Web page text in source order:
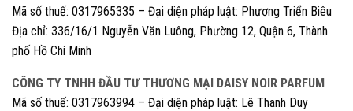
Mã số thuế: 0317965335 – Đại diện pháp luật: Phương Triển Biêu
Địa chỉ: 336/16/1 Nguyễn Văn Luông, Phường 12, Quận 6, Thành
phố Hồ Chí Minh
CÔNG TY TNHH ĐẦU TƯ THƯƠNG MẠI DAISY NOIR PARFUM
Mã số thuế: 0317963994 – Đại diện pháp luật: Lê Thanh Duy